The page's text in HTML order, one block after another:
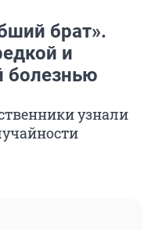
брат».
и
болезнью
узнали